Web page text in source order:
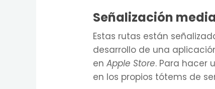
Señalización
Estas rutas están
desarrollo de una
enApple Store. Para hacer
en los propios tótems de